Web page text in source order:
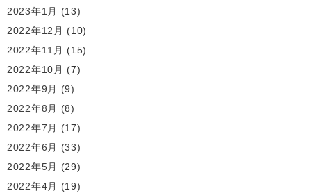
2023年1月
(13)
2022年12月 (10)
2022年11月 (15)
2022年10月 (7)
2022年9月
(9)
2022年8月
(8)
2022年7月
(17)
2022年6月
(33)
2022年5月
(29)
2022年4月
(19)